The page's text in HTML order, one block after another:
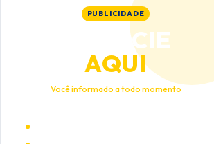
PUBLICIDADE
ANUNCIE
AQUI
Você informado a todo momento